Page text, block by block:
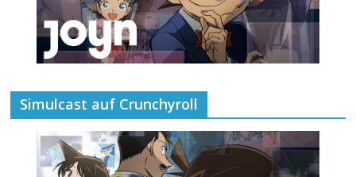
Simulcast auf Crunchyroll